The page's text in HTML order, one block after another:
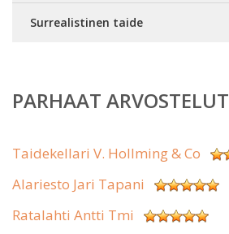
Surrealistinen taide
PARHAAT ARVOSTELUT
Taidekellari V. Hollming & Co
Alariesto Jari Tapani
Ratalahti Antti Tmi